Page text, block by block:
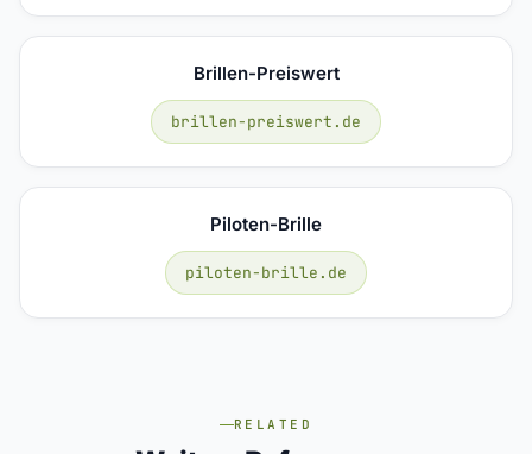
Brillen-Preiswert
brillen-preiswert.de
Piloten-Brille
piloten-brille.de
RELATED